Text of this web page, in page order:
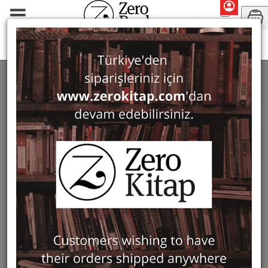
Monographs Politics